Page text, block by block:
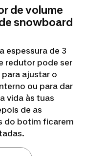
de volume
snowboard
espessura de 3
redutor pode ser
ajustar o
ou para dar
vida às tuas
de as
do botim ficarem